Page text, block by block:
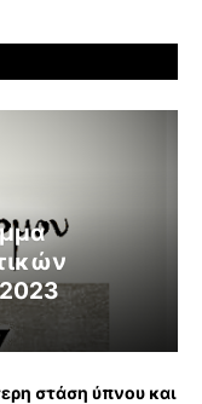
στάση ύπνου και